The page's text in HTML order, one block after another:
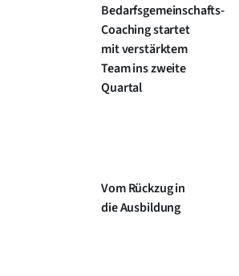
Bedarfsgemeinschafts-
Coaching startet
mit verstärktem
Team ins zweite
Quartal
Vom Rückzug in
die Ausbildung